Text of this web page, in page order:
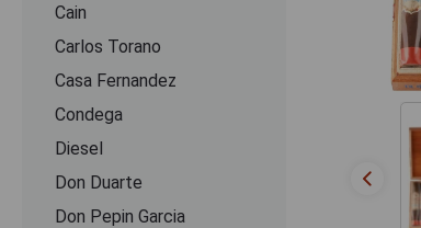
Cain
Carlos Torano
Casa Fernandez
Condega
Diesel
Don Duarte
Don Pepin Garcia